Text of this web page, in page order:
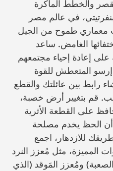
والخطط الماكرة
في عالم مصر
معماري طموح من الجيل
الغامض. ساعد
على إعادة إحياء مجتمعهم
المتعطش للقوة
رابط بين عائلتك والقطع
قم بتغيير أرض خصبة،
على القطعة الأثرية
الحظ يخدم مصلحة
للازدهار، اجمع
المميزة، مثل مُعزز النرد
ومُعزز المَوقد (الذي